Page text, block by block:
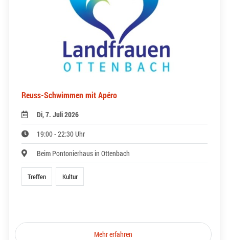
Reuss-Schwimmen mit Apéro
Di, 7. Juli 2026
19:00 - 22:30 Uhr
Beim Pontonierhaus in Ottenbach
Treffen Kultur
Mehr erfahren